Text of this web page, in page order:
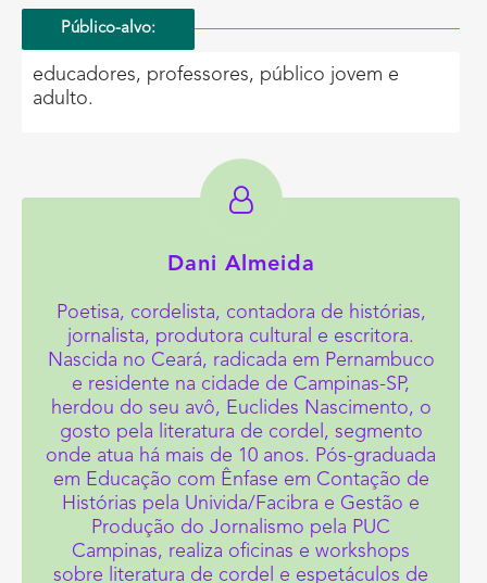
Público-alvo:
educadores, professores, público jovem e
adulto.
Dani Almeida
Poetisa, cordelista, contadora de histórias,
jornalista, produtora cultural e escritora.
Nascida no Ceará, radicada em Pernambuco
e residente na cidade de Campinas-SP,
herdou do seu avô, Euclides Nascimento, o
gosto pela literatura de cordel, segmento
onde atua há mais de 10 anos. Pós-graduada
em Educação com Ênfase em Contação de
Histórias pela Univida/Facibra e Gestão e
Produção do Jornalismo pela PUC
Campinas, realiza oficinas e workshops
sobre literatura de cordel e espetáculos de